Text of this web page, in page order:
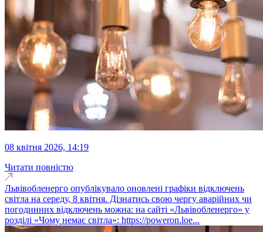
08 квітня 2026, 14:19
Читати повністю
Львівобленерго опублікувало оновлені графіки відключень
світла на середу, 8 квітня. Дізнатись свою чергу аварійних чи
погодинних відключень можна: на сайті «Львівобленерго» у
розділі «Чому немає світла»: https://poweron.loe...